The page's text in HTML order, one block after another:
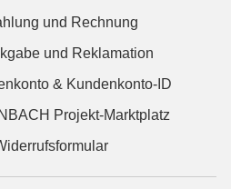
und Rechnung
und Reklamation
& Kundenkonto-ID
Projekt-Marktplatz